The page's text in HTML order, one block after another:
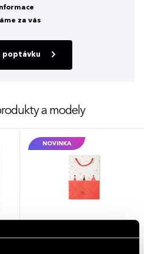
za vás
poptávku
a modely
NOVINKA
Vánoční dárková taška BOSSA